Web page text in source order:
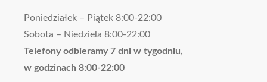
Poniedziałek – Piątek 8:00-22:00
Sobota – Niedziela 8:00-22:00
Telefony odbieramy 7 dni w tygodniu,
w godzinach 8:00-22:00